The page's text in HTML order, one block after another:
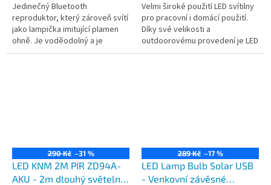
Jedinečný Bluetooth
reproduktor, který zároveň svítí
jako lampička imitující plamen
ohně. Je voděodolný a je
vhodný pro venkovní použití.
Velmi široké použití LED svítilny
pro pracovní i domácí použití.
Díky své velikosti a
outdoorovému provedení je LED
svítilna HT 4025 vhodná i na
290 Kč –31 %
LED KNM 2M PIR ZD94A-
AKU - 2m dlouhý světelný
289 Kč –17 %
LED Lamp Bulb Solar USB
- Venkovní závěsné